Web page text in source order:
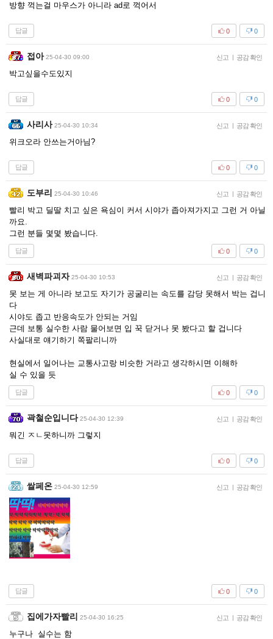
방향 꺽는걸 마우스가 아니라 ad로 꺽어서
답글 0
0
접아 25-04-30 09:00 신고 | 공감 확인
박고싶을수도있지
답글 0
0
사리사 25-04-30 10:34 신고 | 공감 확인
위크오라 안쓰는거아님?
답글 0
0
도부리 25-04-30 10:46 신고 | 공감 확인
빨리 박고 딜딸 치고 싶은 욕심이 커서 시야가 좁아져가지고 그런 거 아닐
까요.
그런 분들 몇몇 봤습니다.
답글 0
0
새벽파괴자 25-04-30 10:53 신고 | 공감 확인
못 보는 게 아니라 보고도 자기가 공굴리는 속도를 감당 못해서 박는 겁니
다
시야도 좁고 반응속도가 안되는 거임
근데 보통 실수한 사람 물어보면 입 꾹 닫거나 못 봤다고 할 겁니다
사실대로 얘기하기 쪽팔리니까
현실에서 일어나는 교통사고랑 비슷한 거라고 생각하시면 이해하
실 수 있을 듯
답글 0
0
곽철순입니다 25-04-30 12:39 신고 | 공감 확인
뭐긴 ㅈㄴ못하니까 그렇지
답글 0
0
쌀페온 25-04-30 12:59 신고 | 공감 확인
답글 0
0
집에가자빨리 25-04-30 16:25 신고 | 공감 확인
누구나 실수는 함